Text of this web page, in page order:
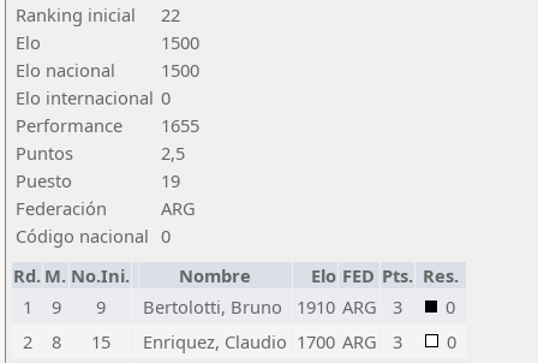
Ranking inicial
22
Elo
1500
Elo nacional
1500
Elo internacional 0
Performance
1655
Puntos
2,5
Puesto
19
Federación
ARG
Código nacional 0
Rd. M. No.Ini. Nombre Elo FED Pts. Res.
1
9 9 Bertolotti, Bruno 1910 ARG 3
0
2
8 15 Enriquez, Claudio 1700 ARG 3
0